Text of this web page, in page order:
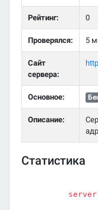
Рейтинг: 0
Проверялся: 5
Сайт
сервера:
Основное:
Описание:
Статистика